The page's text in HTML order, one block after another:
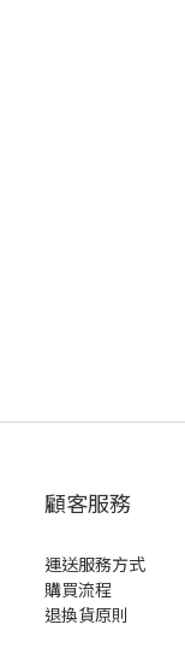
顧客服務
運送服務方式
購買流程
退換貨原則